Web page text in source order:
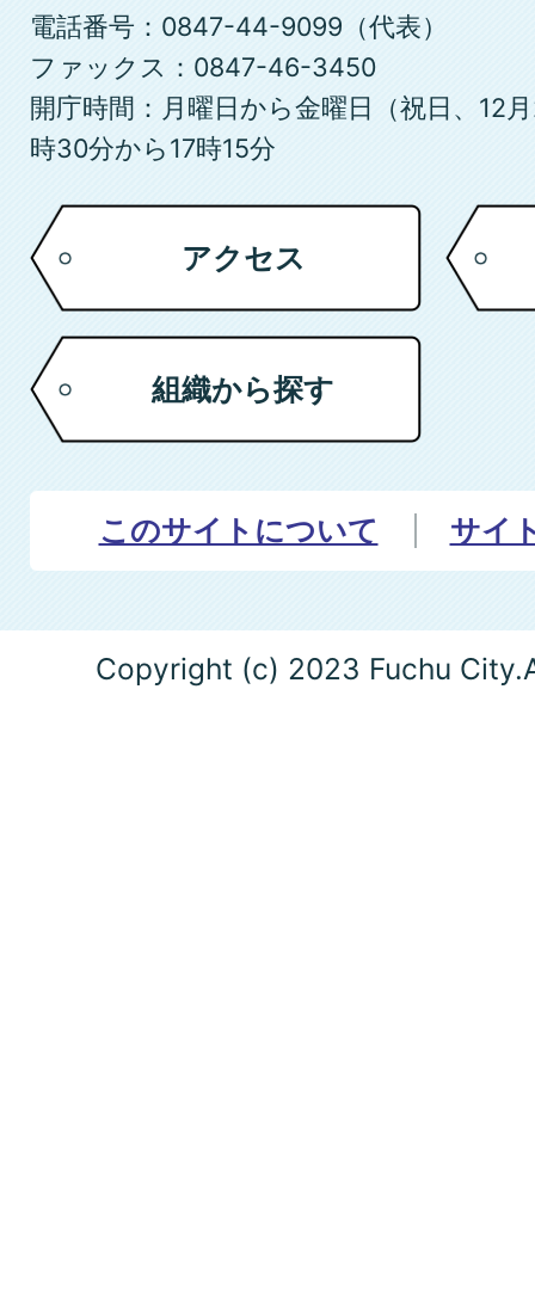
市
電話番号：0847-44-9099（代表）
ファックス：0847-46-3450
開庁時間：月曜日から金曜日（祝日、12
時30分から17時15分
アクセス
組織から探す
このサイトについて サイ
Copyright (c) 2023 Fuchu